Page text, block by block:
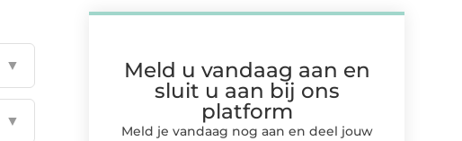
▼
▼
Meld u vandaag aan en
sluit u aan bij ons
platform
Meld je vandaag nog aan en deel jouw